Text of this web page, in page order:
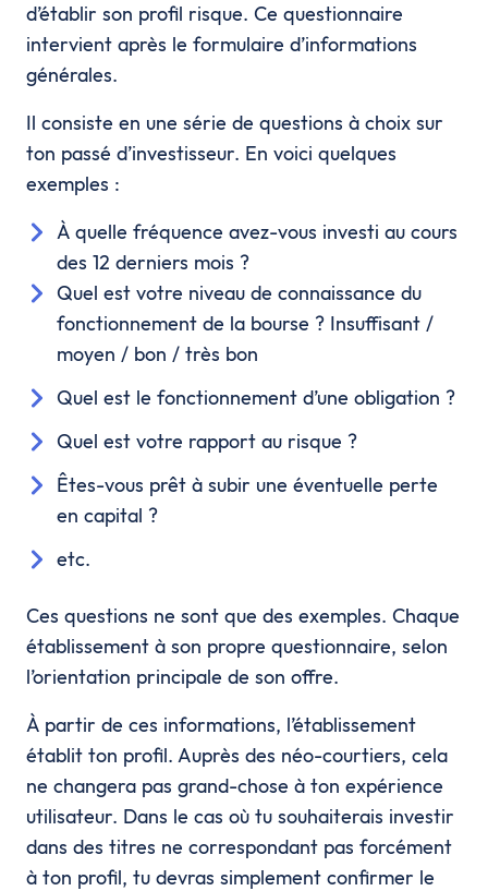
d’établir son profil risque. Ce questionnaire
intervient après le formulaire d’informations
générales.
Il consiste en une série de questions à choix sur
ton passé d’investisseur. En voici quelques
exemples :
À quelle fréquence avez-vous investi au cours
des 12 derniers mois ?
Quel est votre niveau de connaissance du
fonctionnement de la bourse ? Insuffisant /
moyen / bon / très bon
Quel est le fonctionnement d’une obligation ?
Quel est votre rapport au risque ?
Êtes-vous prêt à subir une éventuelle perte
en capital ?
etc.
Ces questions ne sont que des exemples. Chaque
établissement à son propre questionnaire, selon
l’orientation principale de son offre.
À partir de ces informations, l’établissement
établit ton profil. Auprès des néo-courtiers, cela
ne changera pas grand-chose à ton expérience
utilisateur. Dans le cas où tu souhaiterais investir
dans des titres ne correspondant pas forcément
à ton profil, tu devras simplement confirmer le